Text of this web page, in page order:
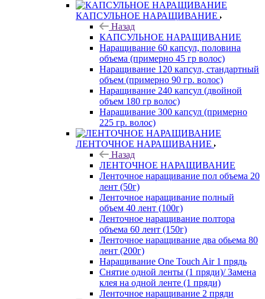
КАПСУЛЬНОЕ НАРАЩИВАНИЕ
Назад
КАПСУЛЬНОЕ НАРАЩИВАНИЕ
Наращивание 60 капсул, половина
объема (примерно 45 гр волос)
Наращивание 120 капсул, стандартный
объем (примерно 90 гр. волос)
Наращивание 240 капсул (двойной
объем 180 гр волос)
Наращивание 300 капсул (примерно
225 гр. волос)
ЛЕНТОЧНОЕ НАРАЩИВАНИЕ
Назад
ЛЕНТОЧНОЕ НАРАЩИВАНИЕ
Ленточное наращивание пол объема 20
лент (50г)
Ленточное наращивание полный
объем 40 лент (100г)
Ленточное наращивание полтора
объема 60 лент (150г)
Ленточное наращивание два обьема 80
лент (200г)
Наращивание One Touch Air 1 прядь
Снятие одной ленты (1 пряди)/ Замена
клея на одной ленте (1 пряди)
Ленточное наращивание 2 пряди